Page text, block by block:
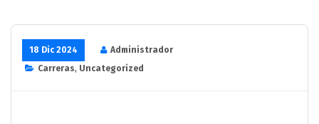
18 Dic 2024
Administrador
Carreras, Uncategorized